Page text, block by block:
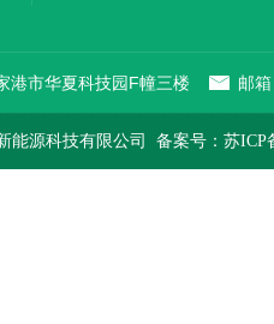
港市华夏科技园F幢三楼 邮
能源科技有限公司 备案号：苏ICP